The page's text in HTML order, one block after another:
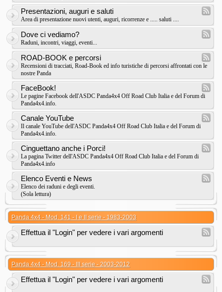
Presentazioni, auguri e saluti
Area di presentazione nuovi utenti, auguri, ricorrenze e ..... saluti ....
Dove ci vediamo?
Raduni, incontri, viaggi, eventi...
ROAD-BOOK e percorsi
Recensioni di tracciati, Road-Book ed info turistiche di percorsi affrontati con le
nostre Panda
FaceBook!
Le pagine Facebook dell'ASDC Panda4x4 Off Road Club Italia e del Forum di
Panda4x4.info.
Canale YouTube
Il canale YouTube dell'ASDC Panda4x4 Off Road Club Italia e del Forum di
Panda4x4.info.
Cinguettano anche i Porci!
La pagina Twitter dell'ASDC Panda4x4 Off Road Club Italia e del Forum di
Panda4x4.info
Elenco Eventi e News
Elenco dei raduni e degli eventi.
(Sola lettura)
Panda 4x4 - Mod. 141 - I e II serie - 1983-2003
Effettua il "Login" per vedere i vari argomenti
Panda 4x4 - Mod. 169 - III serie - 2003-2012
Effettua il "Login" per vedere i vari argomenti